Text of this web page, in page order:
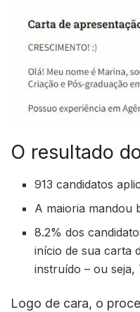
O resultado
913 candidatos
A maioria mandou
8.2% dos
início de sua carta
instruído – ou seja,
Logo de cara, o